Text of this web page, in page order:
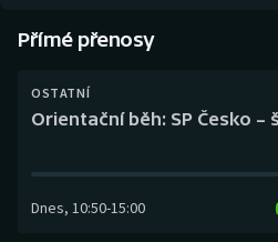
Box
Curling
Florbal
Přímé přenosy
OSTATNÍ
Orientační běh: SP Česko –
Dnes, 10:50-15:00